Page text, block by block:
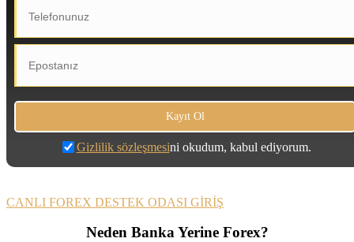
Gizlilik sözleşmesini okudum, kabul ediyorum.
CANLI FOREX DESTEK ODASI GİRİŞ
Neden Banka Yerine Forex?